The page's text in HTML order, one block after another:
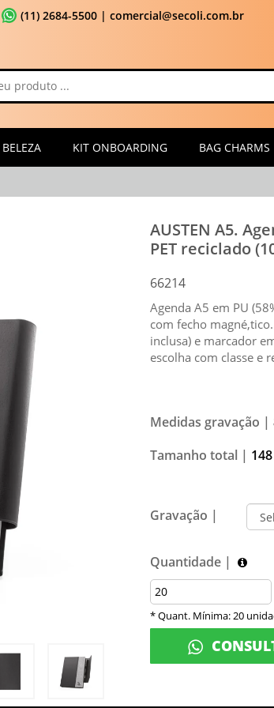
(11) 2684-5500| comercial@secoli.com.br
BELEZA KIT ONBOARDING BAG CHARMS
AUSTEN A5.
PET reciclado
66214
Agenda A5 em PU
com fecho
inclusa) e marcador
escolha com classe e
Medidas gravação |
Tamanho total |
Gravação |
Quantidade |
* Quant. Mínima: 20